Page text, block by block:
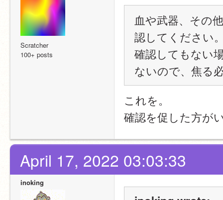
Scratcher
100+ posts
血や武器、その
認してください
確認してもない
ないので、焦る
これを。
確認を促した方が
April 17, 2022 03:03:33
inoking